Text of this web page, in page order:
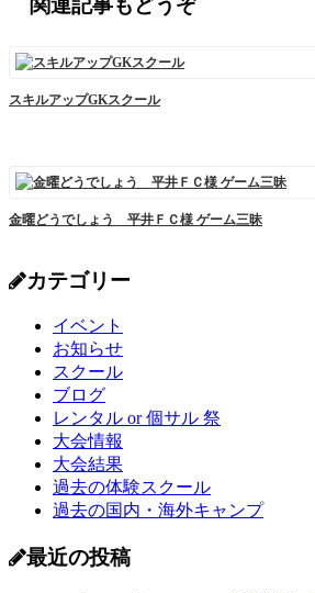
関連記事もどうぞ
スキルアップGKスクール
金曜どうでしょう 平井ＦＣ様 ゲーム三昧
カテゴリー
イベント
お知らせ
スクール
ブログ
レンタル or 個サル 祭
大会情報
大会結果
過去の体験スクール
過去の国内・海外キャンプ
最近の投稿